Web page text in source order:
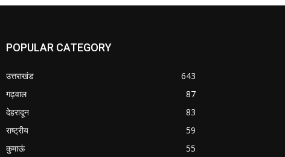
POPULAR CATEGORY
उत्तराखंड
643
गढ़वाल
87
देहरादून
83
राष्ट्रीय
59
कुमाऊं
55